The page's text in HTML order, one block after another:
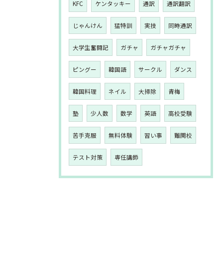
KFC ケンタッキー 通訳 通訳翻訳
じゃんけん 猛特訓 実技 同時通訳
大学生奮闘記 ガチャ ガチャガチャ
ピングー 韓国語 サークル ダンス
韓国料理 ネイル 大掃除 青梅
塾 少人数 数学 英語 高校受験
苦手克服 無料体験 習い事 難関校
テスト対策 専任講師